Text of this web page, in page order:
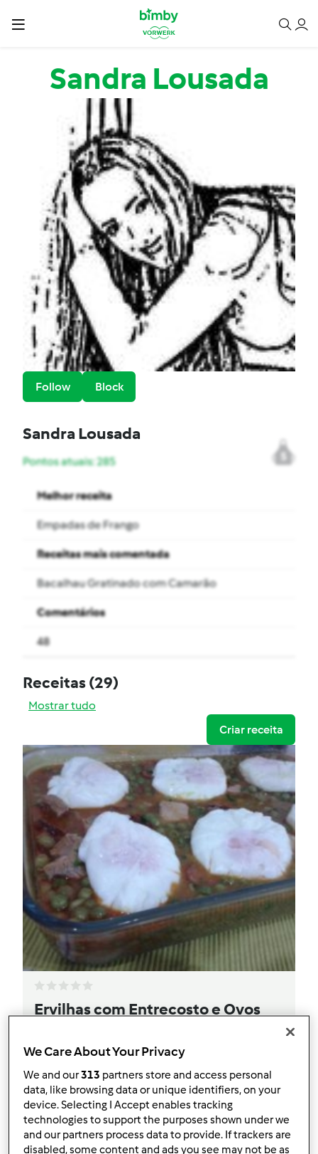
Passar para o conteúdo principal
Sandra Lousada
Follow Block
Sandra Lousada
5
Pontos atuais: 285
Melhor receita
Empadas de Frango
Receitas mais comentada
Bacalhau Gratinado com Camarão
Comentários
48
Receitas(29)
Mostrar tudo
Criar receita
Ervilhas com Entrecosto e Ovos
porSandra Lousada
2 Fácil -- 40
We Care About Your Privacy
We and our313 partners store and access personal
data, like browsing data or unique identifiers, on your
device. Selecting I Accept enables tracking
technologies to support the purposes shown under we
and our partners process data to provide. If trackers are
disabled, some content and ads you see may not be as